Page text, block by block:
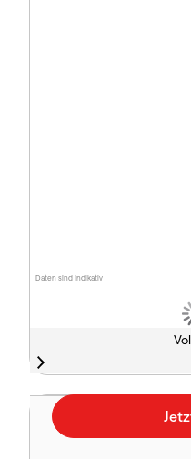
Daten sind indikativ